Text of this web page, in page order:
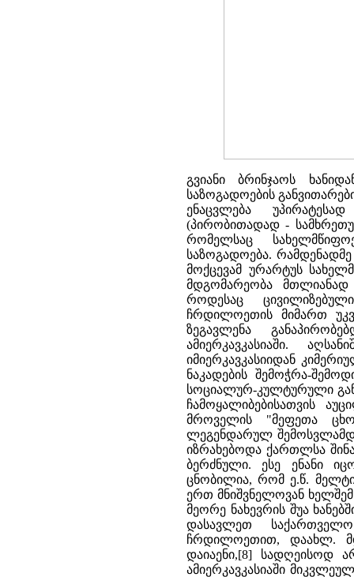
გვიანი ბრინჯაოს
საზოგადოების
ენაცვლება
(პირობითადად -
რომელსაც
საზოგადოება.
მოქცევამ ურარტუს
მდგომარეობა მთლიანად
როდესაც
ჩრდილოეთის მიმართ
ზეგავლენა
ამიერკავკასიაში.
იმიერკავკასიიდან
ნაკადების შემოჭრა-
სოციალურ-კულტურული
ჩამოყალიბებისათვის
მროველის "მეფეთა
ლეგენდარულ
იზრახებოდა ქართლსა
ბერძნული. ესე ენანი
ცნობილია, რომ ე.წ.
ერთ მნიშვნელოვან
მეორე ნახევრის შუა
დასავლეთ
ჩრდილოეთით, დაახლ.
დაიაენი,[8] სადღეისოდ
ამიერკავკასიაში